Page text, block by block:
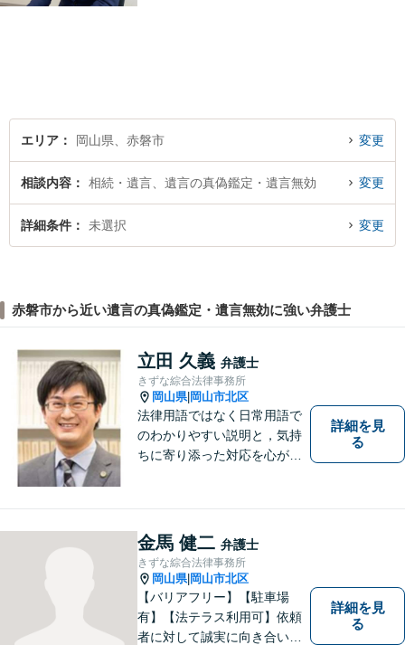
エリア 岡山県、赤磐市 変更
相談内容 相続・遺言、遺言の真偽鑑定・遺言無効 変更
詳細条件 未選択 変更
赤磐市から近い遺言の真偽鑑定・遺言無効に強い弁護士
立田 久義 弁護士
きずな綜合法律事務所
岡山県| 岡山市北区
法律用語ではなく日常用語で
のわかりやすい説明と，気持
ちに寄り添った対応を心がけ
詳細を見
る
金馬 健二 弁護士
きずな綜合法律事務所
岡山県| 岡山市北区
【バリアフリー】【駐車場
有】【法テラス利用可】依頼
者に対して誠実に向き合い、
詳細を見
る